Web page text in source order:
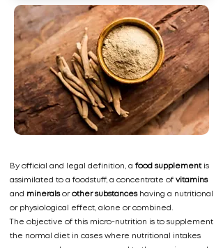
By official and legal definition, a food supplementis
assimilated to a foodstuff, a concentrate of vitamins
and mineralsor other substanceshaving a nutritional
or physiological effect, alone or combined.
The objective of this micro-nutrition is to supplement
the normal diet in cases where nutritional intakes